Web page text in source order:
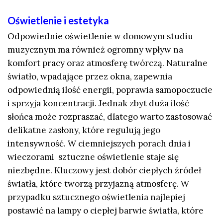
Oświetlenie i estetyka
Odpowiednie oświetlenie w domowym studiu
muzycznym ma również ogromny wpływ na
komfort pracy oraz atmosferę twórczą. Naturalne
światło, wpadające przez okna, zapewnia
odpowiednią ilość energii, poprawia samopoczucie
i sprzyja koncentracji. Jednak zbyt duża ilość
słońca może rozpraszać, dlatego warto zastosować
delikatne zasłony, które regulują jego
intensywność. W ciemniejszych porach dnia i
wieczorami sztuczne oświetlenie staje się
niezbędne. Kluczowy jest dobór ciepłych źródeł
światła, które tworzą przyjazną atmosferę. W
przypadku sztucznego oświetlenia najlepiej
postawić na lampy o ciepłej barwie światła, które